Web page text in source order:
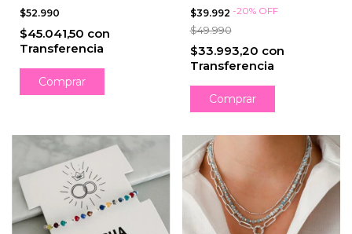
$52.990
$45.041,50 con
Transferencia
Comprar
$39.992 -20% OFF
$49.990
$33.993,20 con
Transferencia